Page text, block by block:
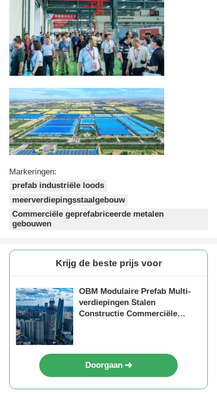
stalen structuurkantoor
Pluimveestal met stalen structuur
Staalconstructie met meerdere verdiepingen
Industriële staalconstructie
Openbare Stalen Gebouw
Commerciële staalstructuur
Voorgefabriceerde staalconstructie
Markeringen:
prefab industriële loods
meerverdiepingsstaalgebouw
Commerciële geprefabriceerde metalen
gebouwen
Krijg de beste prijs voor
OBM Modulaire Prefab Multi-
verdiepingen Stalen
Constructie Commerciële
Doorgaan